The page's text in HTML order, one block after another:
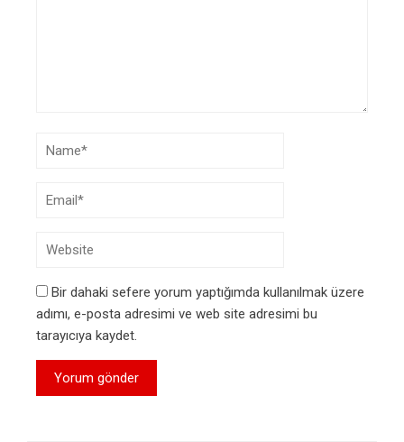
Bir dahaki sefere yorum yaptığımda kullanılmak üzere
adımı, e-posta adresimi ve web site adresimi bu
tarayıcıya kaydet.